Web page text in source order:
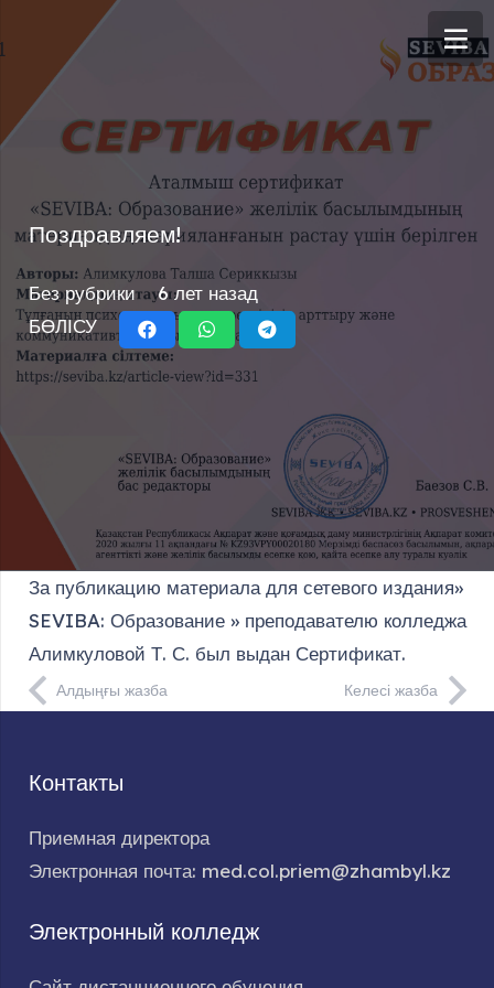
Поздравляем!
Без рубрики
6 лет назад
БӨЛІСУ
За публикацию материала для сетевого издания»
SEVIBA: Образование » преподавателю колледжа
Алимкуловой Т. С. был выдан Сертификат.
Алдыңғы жазба Келесі жазба
Контакты
Приемная директора
Электронная почта: med.col.priem@zhambyl.kz
Электронный колледж